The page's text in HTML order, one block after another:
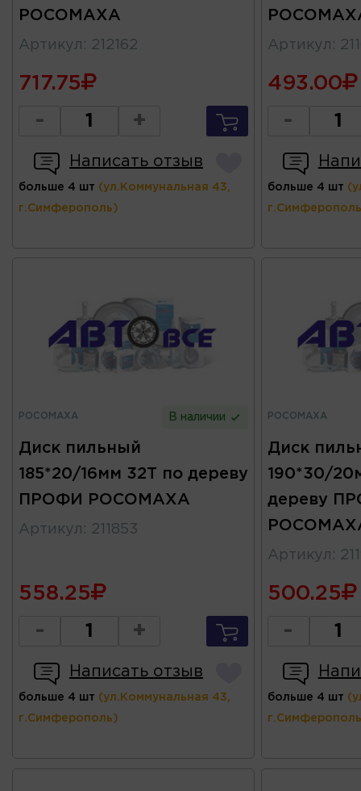
РОСОМАХА
Артикул : 212162
717.75
- +
Написать отзыв
больше 4 шт (ул.Коммунальная 43,
г.Симферополь)
Артикул :
493.00
-
больше 4 шт
РОСОМАХА В наличии
Диск пильный
185*20/16мм 32Т по дереву
ПРОФИ РОСОМАХА
Артикул : 211853
558.25
- +
Написать отзыв
больше 4 шт (ул.Коммунальная 43,
г.Симферополь)
РОСОМАХА
Диск
190*30/
дереву
Артикул :
500.25
-
больше 4 шт